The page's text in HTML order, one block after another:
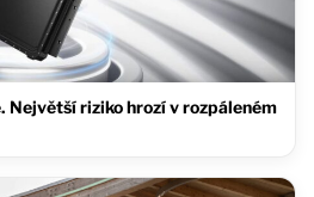
Největší riziko hrozí v rozpáleném